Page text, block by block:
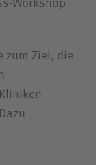
Workshop
zum Ziel, die